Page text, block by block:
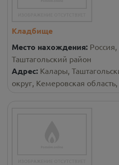
Кладбище
Место нахождения:
Таштагольский район
Адрес: Калары,
округ, Кемеровская